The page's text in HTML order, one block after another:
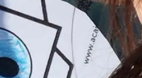
Fes voluntariat